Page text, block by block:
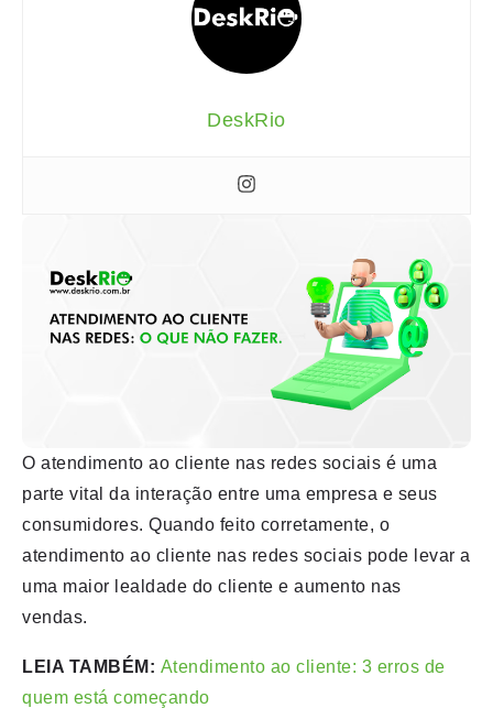
O atendimento ao cliente nas redes sociais é uma
parte vital da interação entre uma empresa e seus
consumidores. Quando feito corretamente, o
atendimento ao cliente nas redes sociais pode levar a
uma maior lealdade do cliente e aumento nas
vendas.
LEIA TAMBÉM: Atendimento ao cliente: 3 erros de
quem está começando
DeskRio